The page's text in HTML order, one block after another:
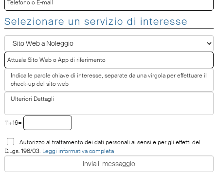
Selezionare un servizio di interesse
11+16=
Autorizzo al trattamento dei dati personali ai sensi e per gli effetti del
D.Lgs. 196/03. Leggi informativa completa